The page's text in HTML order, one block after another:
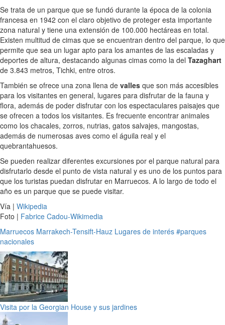
Se trata de un parque que se fundó durante la época de la colonia
francesa en 1942 con el claro objetivo de proteger esta importante
zona natural y tiene una extensión de 100.000 hectáreas en total.
Existen multitud de cimas que se encuentran dentro del parque, lo que
permite que sea un lugar apto para los amantes de las escaladas y
deportes de altura, destacando algunas cimas como la del Tazaghart
de 3.843 metros, Tichki, entre otros.
También se ofrece una zona llena de valles que son más accesibles
para los visitantes en general, lugares para disfrutar de la fauna y
flora, además de poder disfrutar con los espectaculares paisajes que
se ofrecen a todos los visitantes. Es frecuente encontrar animales
como los chacales, zorros, nutrias, gatos salvajes, mangostas,
además de numerosas aves como el águila real y el
quebrantahuesos.
Se pueden realizar diferentes excursiones por el parque natural para
disfrutarlo desde el punto de vista natural y es uno de los puntos para
que los turistas puedan disfrutar en Marruecos. A lo largo de todo el
año es un parque que se puede visitar.
Vía | Wikipedia
Foto | Fabrice Cadou-Wikimedia
Marruecos Marrakech-Tensift-Hauz Lugares de interés #parques
nacionales
Visita por la Georgian House y sus jardines